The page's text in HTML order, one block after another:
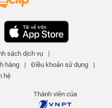
sách dịch vụ
|
hàng
| Điều khoản sử dụng
|
hệ
Thành viên của